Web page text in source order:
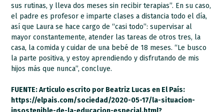
sus rutinas, y lleva dos meses sin recibir terapias”. En su caso,
el padre es profesor e imparte clases a distancia todo el día,
así que Laura se hace cargo de “casi todo”: supervisar al
mayor constantemente, atender las tareas de otros tres, la
casa, la comida y cuidar de una bebé de 18 meses. “Le busco
la parte positiva, y estoy aprendiendo y disfrutando de mis
hijos más que nunca”, concluye.
FUENTE: Articulo escrito por Beatriz Lucas en El País:
https://elpais.com/sociedad/2020-05-17/la-situacion-